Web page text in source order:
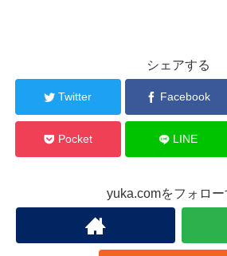
シェアする
Twitter Facebook
Pocket LINE
yuka.comをフォロー